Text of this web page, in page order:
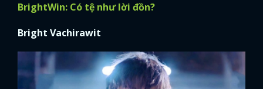
BrightWin: Có tệ như lời đồn?
Bright Vachirawit